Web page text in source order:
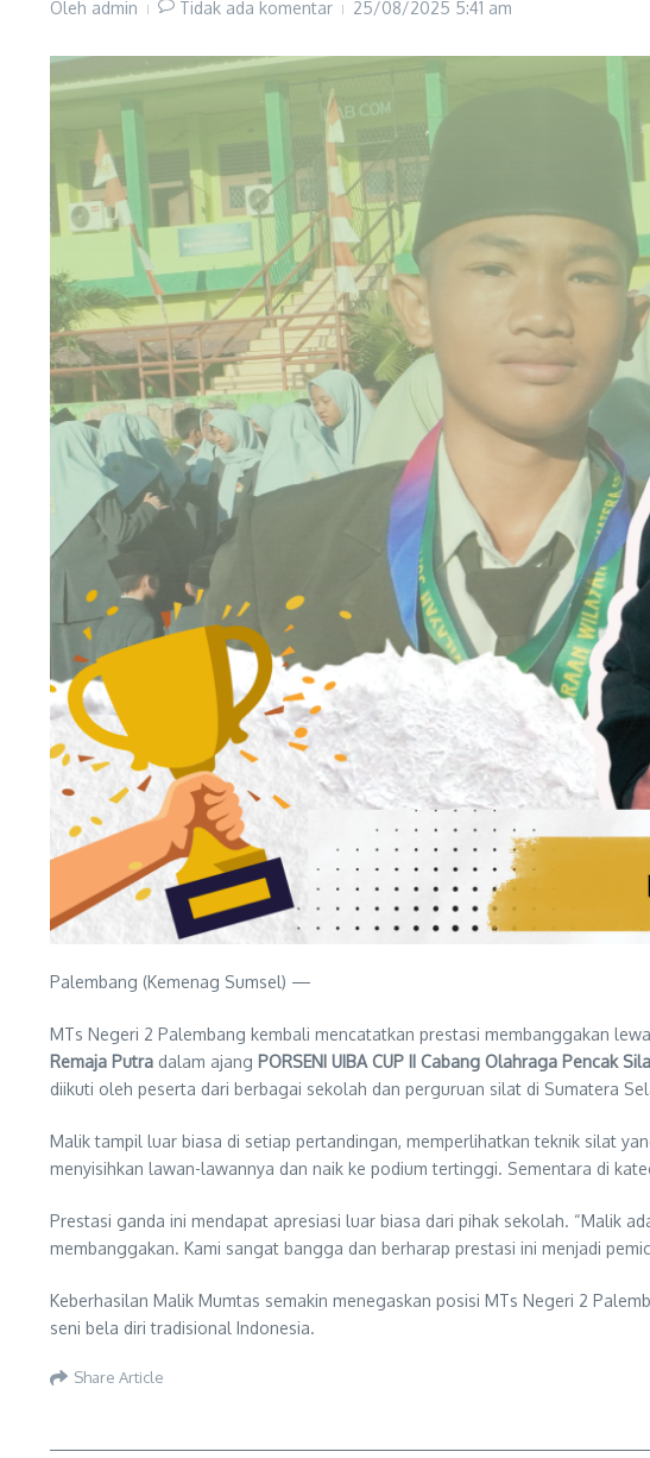
Oleh admin Tidak ada komentar 25/08/2025 5:41 am
Palembang (Kemenag Sumsel) —
MTs Negeri 2 Palembang kembali mencatatkan prestasi membanggakan
Remaja Putra dalam ajang PORSENI UIBA CUP II Cabang Olahraga Pencak
diikuti oleh peserta dari berbagai sekolah dan perguruan silat di Sumatera
Malik tampil luar biasa di setiap pertandingan, memperlihatkan teknik silat
menyisihkan lawan-lawannya dan naik ke podium tertinggi. Sementara di
Prestasi ganda ini mendapat apresiasi luar biasa dari pihak sekolah. “Malik
membanggakan. Kami sangat bangga dan berharap prestasi ini menjadi
Keberhasilan Malik Mumtas semakin menegaskan posisi MTs Negeri 2
seni bela diri tradisional Indonesia.
Share Article